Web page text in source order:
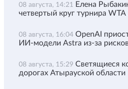
08 августа, 14:21 Елена
четвертый круг турнира
08 августа, 16:04 OpenAI
ИИ-модели Astra из-за
08 августа, 15:29 Светящиеся
дорогах Атырауской области